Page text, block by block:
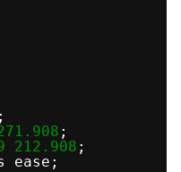
;
;
212.908 ;
ease;